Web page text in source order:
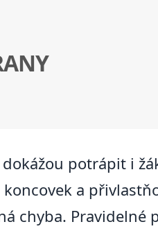
potrápit i
a
chyba.